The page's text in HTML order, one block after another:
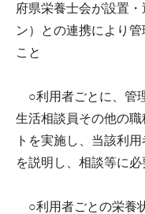
府県栄養士会が設置
ン）との連携により
こと
○利用者ごとに、管
生活相談員その他の
トを実施し、当該利
を説明し、相談等に
○利用者ごとの栄養